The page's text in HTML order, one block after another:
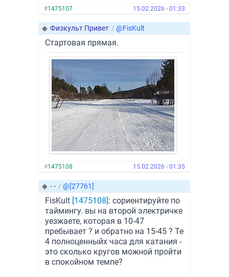
#1475107 15.02.2026 - 01:33
◆ Физкульт Привет / @FisKult
Стартовая прямая.
#1475108 15.02.2026 - 01:35
◆ - - / @[27761]
FisKult [1475108]: сориентируйте по
таймингу. вы на второй электричке
уезжаете, которая в 10-47
пребывает ? и обратно на 15-45 ? Те
4 полноценныйх часа для катания -
это сколько кругов можной пройти
в спокойном темпе?